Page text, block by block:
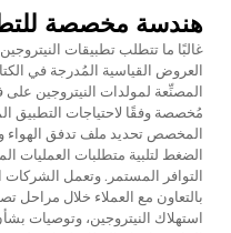
هندسة مخصصة
غالبًا ما تتطلب تطبيقات
العروض القياسية المُدرجة في
المصنِّعة لمولدات النيتروجين
مُخصصة وفقًا لاحتياجات التطبيق
المخصص تحديد ملف تدفق الهواء
الضغط لتلبية متطلبات العمليات
التوافر المستمر. وتعمل
بالتعاون مع العملاء خلال
استهلاك النيتروجين، وتوصيات